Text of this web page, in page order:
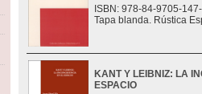
ISBN: 978-84-9705-
Tapa blanda. Rústica
KANT Y LEIBNIZ: LA
ESPACIO